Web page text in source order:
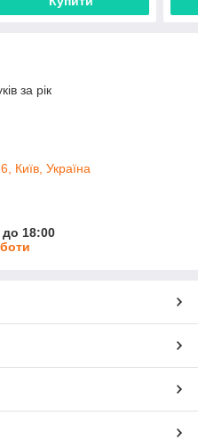
за рік
Київ, Україна
до 18:00